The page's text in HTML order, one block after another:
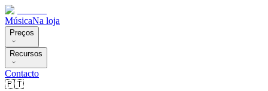
MúsicaNa loja
Preços
Recursos
Contacto
🇵🇹